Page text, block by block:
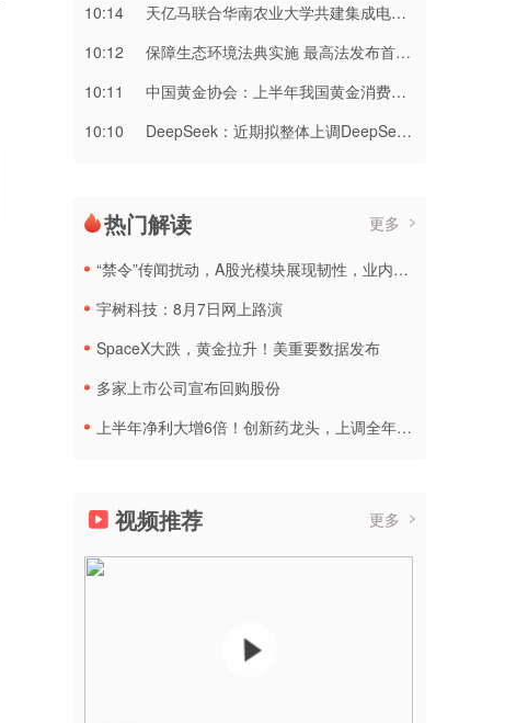
10:14
天亿马联合华南农业大学共建集成电路专业联合实验室
10:12
保障生态环境法典实施 最高法发布首个配套司法解释
10:11
中国黄金协会：上半年我国黄金消费量511.412吨 同比增长1.23%
10:10
DeepSeek：近期拟整体上调DeepSeek API服务定价
热门解读 更多
“禁令”传闻扰动，A股光模块展现韧性，业内人士：预计落地难度大
宇树科技：8月7日网上路演
SpaceX大跌，黄金拉升！美重要数据发布
多家上市公司宣布回购股份
上半年净利大增6倍！创新药龙头，上调全年营收预测
视频推荐 更多